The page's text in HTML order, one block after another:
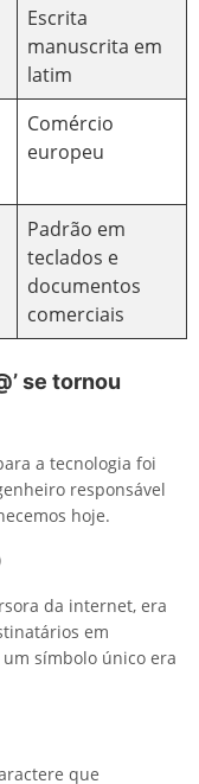
Escrita
manuscrita em
latim
Comércio
europeu
Padrão em
teclados e
documentos
comerciais
se tornou
a tecnologia foi
responsável
hoje.
da internet, era
em
símbolo único era
que